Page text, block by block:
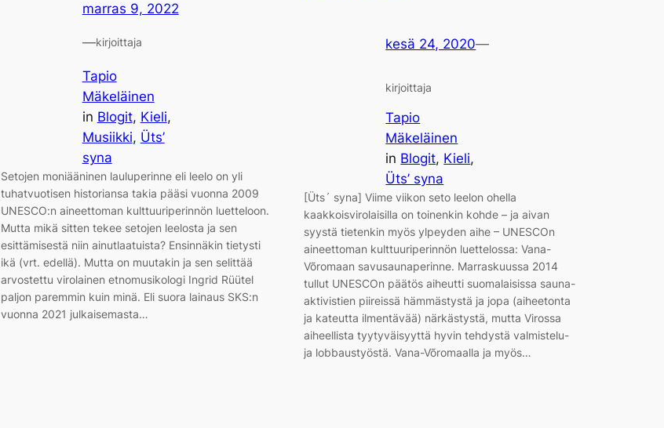
marras 9, 2022
—kirjoittaja
Tapio
Mäkeläinen
in Blogit, Kieli
Musiikki, Üts’
syna
Setojen moniääninen lauluperinne eli leelo on yli
tuhatvuotisen historiansa takia pääsi vuonna 2009
UNESCO:n aineettoman kulttuuriperinnön luetteloon.
Mutta mikä sitten tekee setojen leelosta ja sen
esittämisestä niin ainutlaatuista? Ensinnäkin tietysti
ikä (vrt. edellä). Mutta on muutakin ja sen selittää
arvostettu virolainen etnomusikologi Ingrid Rüütel
paljon paremmin kuin minä. Eli suora lainaus SKS:n
vuonna 2021 julkaisemasta…
kesä 24, 2020—
kirjoittaja
Tapio
Mäkeläinen
in Blogit, Kieli
Üts’ syna
[Üts´ syna] Viime viikon seto leelon ohella
kaakkoisvirolaisilla on toinenkin kohde – ja aivan
syystä tietenkin myös ylpeyden aihe – UNESCOn
aineettoman kulttuuriperinnön luettelossa: Vana-
Võromaan savusaunaperinne. Marraskuussa 2014
tullut UNESCOn päätös aiheutti suomalaisissa sauna-
aktivistien piireissä hämmästystä ja jopa (aiheetonta
ja kateutta ilmentävää) närkästystä, mutta Virossa
aiheellista tyytyväisyyttä hyvin tehdystä valmistelu-
ja lobbaustyöstä. Vana-Võromaalla ja myös…